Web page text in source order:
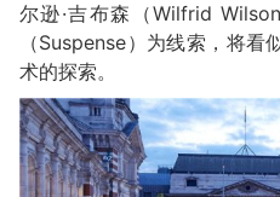
尔逊·吉布森（Wilfrid
（Suspense）为线索，将
术的探索。